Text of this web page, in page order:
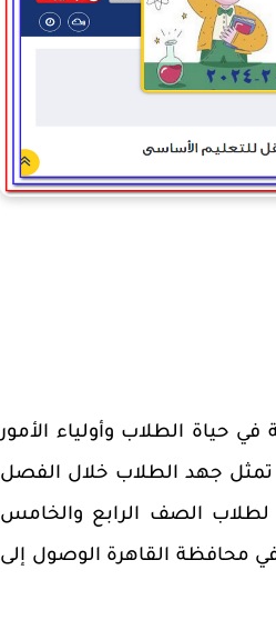
حياة الطلاب وأولياء الأمور
تمثل جهد الطلاب خلال الفصل
الصف الرابع والخامس
في محافظة القاهرة الوصول إلى